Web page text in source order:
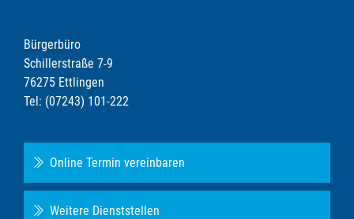
Bürgerbüro
Schillerstraße 7-9
76275 Ettlingen
Tel: (07243) 101-222
Online Termin vereinbaren
Weitere Dienststellen